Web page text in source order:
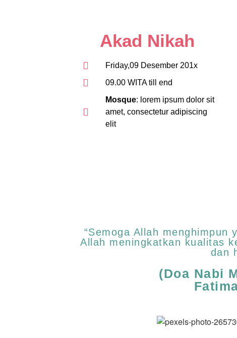
Akad Nikah
Friday,09 Desember 201x
09.00 WITA till end
Mosque: lorem ipsum dolor sit
amet, consectetur adipiscing
elit
“Semoga Allah
Allah meningkatkan kualitas
dan
(Doa Nabi